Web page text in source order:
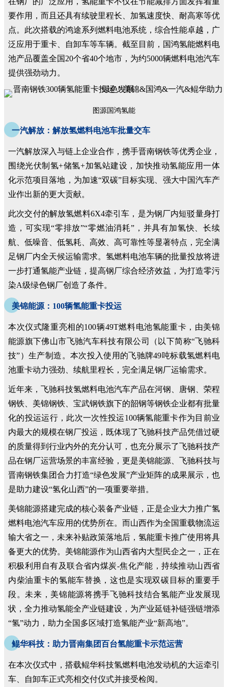
要作用，而且还具有续驶里程长、加氢速度快、耐高寒等优
点。此次搭载的鸿途系列燃料电池系统，综合性能卓越，广
泛应用于重卡、自卸车等车辆。截至目前，国鸿氢能燃料电
池产品覆盖全国20个省40个地市，为约5000辆燃料电池汽车
提供强劲动力。
图源国鸿氢能
一汽解放：解放氢燃料电池车批量交车
一汽解放深入与链上企业合作，携手晋南钢铁等优秀企业，
围绕光伏制氢+储氢+加氢站建设，加快推动氢能应用一体
化示范项目落地，为加速“双碳”目标实现、强大中国汽车产
业作出新的更大贡献。
此次交付的解放氢燃料6X4牵引车，是为钢厂内短驳量身打
造，可实现“零排放”“零燃油消耗”，并具有加氢快、长续
航、低噪音、低氢耗、高效、高可靠性等显著特点，完全满
足钢厂内全天候运输需求。氢燃料电池车辆的批量投放将进
一步打通氢能产业链，提高钢厂综合经济效益，为打造零污
染A级绿色钢厂创造了条件。
美锦能源：100辆氢能重卡投运
本次仪式隆重亮相的100辆49T燃料电池氢能重卡，由美锦
能源旗下佛山市飞驰汽车科技有限公司（以下简称“飞驰科
技”）生产制造。本次投入使用的飞驰牌49吨标载氢燃料电
池重卡动力强劲、续航里程长，完全满足钢厂运输需求。
近年来，飞驰科技氢燃料电池汽车产品在河钢、唐钢、荣程
钢铁、美锦钢铁、宝武钢铁旗下的韶钢等钢铁企业都有批量
化的投运运行，此次一次性投运100辆氢能重卡作为目前业
内最大的规模在钢厂投运，既体现了飞驰科技产品凭借过硬
的质量得到行业内外的充分认可，也充分展示了飞驰科技产
品在钢厂运营场景的丰富经验，更是美锦能源、飞驰科技与
晋南钢铁集团合力打造“绿色发展”产业矩阵的成果展示，也
是助力建设“氢化山西”的一项重要举措。
美锦能源搭建完成的核心装备产业链，正是企业大力推广氢
燃料电池汽车应用的优势所在。而山西作为全国重载物流运
输大省之一，未来补贴政策落地后，氢能重卡推广使用将具
备更大的优势。美锦能源作为山西省内大型民企之一，正在
积极利用自有及联合省内煤炭-焦化产能，持续推动山西省
内柴油重卡的氢能车替换，这也是实现双碳目标的重要手
段。未来，美锦能源将携手飞驰科技结合氢能产业发展现
状，全力推动氢能全产业链建设，为产业延链补链强链增添
“氢”动力，助力全国多区域打造氢能产业“新高地”。
鲲华科技：助力晋南集团百台氢能重卡示范运营
在本次仪式中，搭载鲲华科技氢燃料电池发动机的大运牵引
车、自卸车正式亮相交付仪式并接受检阅。